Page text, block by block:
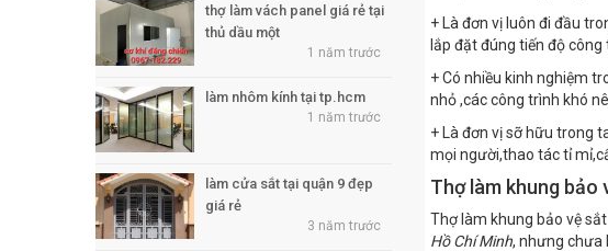
thợ làm vách panel giá rẻ tại
thủ dầu một
1 năm trước
làm nhôm kính tại tp.hcm
1 năm trước
làm cửa sắt tại quận 9 đẹp
giá rẻ
3 năm trước
+ Là đơn vị luôn đi đầu
lắp đặt đúng tiến độ công
+ Có nhiều kinh nghiệm
nhỏ ,các công trình khó
+ Là đơn vị sỡ hữu trong
mọi người,thao tác tỉ
Thợ làm khung bảo
Thợ làm khung bảo vệ
Hồ Chí Minh, nhưng chưa